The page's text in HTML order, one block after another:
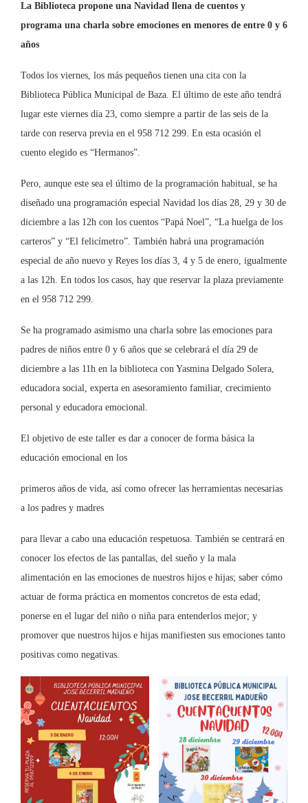
La Biblioteca propone una Navidad llena de cuentos y
programa una charla sobre emociones en menores de entre 0 y 6
años
Todos los viernes, los más pequeños tienen una cita con la
Biblioteca Pública Municipal de Baza. El último de este año tendrá
lugar este viernes día 23, como siempre a partir de las seis de la
tarde con reserva previa en el 958 712 299. En esta ocasión el
cuento elegido es “Hermanos”.
Pero, aunque este sea el último de la programación habitual, se ha
diseñado una programación especial Navidad los días 28, 29 y 30 de
diciembre a las 12h con los cuentos “Papá Noel”, “La huelga de los
carteros” y “El felicímetro”. También habrá una programación
especial de año nuevo y Reyes los días 3, 4 y 5 de enero, igualmente
a las 12h. En todos los casos, hay que reservar la plaza previamente
en el 958 712 299.
Se ha programado asimismo una charla sobre las emociones para
padres de niños entre 0 y 6 años que se celebrará el día 29 de
diciembre a las 11h en la biblioteca con Yasmina Delgado Solera,
educadora social, experta en asesoramiento familiar, crecimiento
personal y educadora emocional.
El objetivo de este taller es dar a conocer de forma básica la
educación emocional en los
primeros años de vida, así como ofrecer las herramientas necesarias
a los padres y madres
para llevar a cabo una educación respetuosa. También se centrará en
conocer los efectos de las pantallas, del sueño y la mala
alimentación en las emociones de nuestros hijos e hijas; saber cómo
actuar de forma práctica en momentos concretos de esta edad;
ponerse en el lugar del niño o niña para entenderlos mejor; y
promover que nuestros hijos e hijas manifiesten sus emociones tanto
positivas como negativas.